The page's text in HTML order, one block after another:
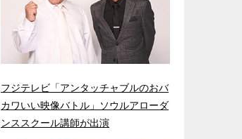
フジテレビ「アンタッチャブルのおバ
カワいい映像バトル」ソウルアローダ
ンススクール講師が出演